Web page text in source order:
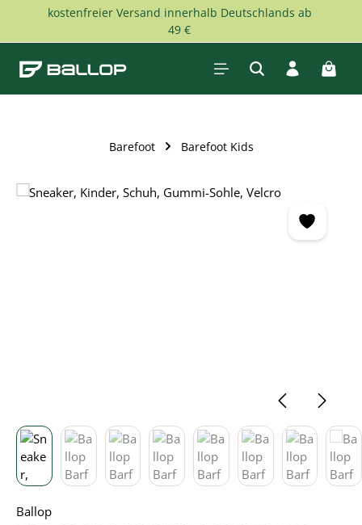
Zum Hauptinhalt springen
kostenfreier Versand innerhalb Deutschlands ab
49 €
Barefoot Barefoot Kids
Bildergalerie überspringen
Ballop